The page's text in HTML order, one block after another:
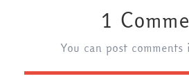
1
You can post